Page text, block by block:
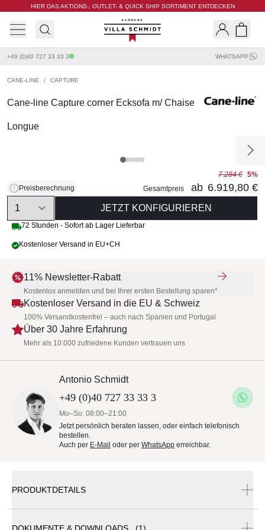
HIER DAS AKTIONS-, OUTLET- & QUICK SHIP SORTIMENT ENTDECKEN
Villa Schmidt
+49 (0)40 727 33 33 3 WHATSAPP
CANE-LINE / CAPTURE
Cane-line Capture corner Ecksofa m/ Chaise
Longue
Preisberechnung
7.284 € 5%
Gesamtpreis
ab 6.919,80 €
Quantity
JETZT KONFIGURIEREN
72 Stunden - Sofort ab Lager Lieferbar
Kostenloser Versand in EU+CH
11% Newsletter-Rabatt
Kostenlos anmelden und bei Ihrer ersten Bestellung sparen*
Kostenloser Versand in die EU & Schweiz
100% Versandkostenfrei – auch nach Spanien und Portugal
Über 30 Jahre Erfahrung
Mehr als 10.000 zufriedene Kunden vertrauen uns
Antonio Schmidt
+49 (0)40 727 33 33 3
Mo–So: 08:00–21:00
Jetzt persönlich beraten lassen, oder einfach telefonisch
bestellen.
Auch per E-Mail oder per WhatsApp erreichbar.
PRODUKTDETAILS
DOKUMENTE & DOWNLOADS (1)